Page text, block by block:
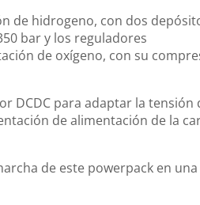
de hidrogeno, con dos
bar y los reguladores
de oxígeno, con su
DCDC para adaptar la tensión
de alimentación de la
de este powerpack en una